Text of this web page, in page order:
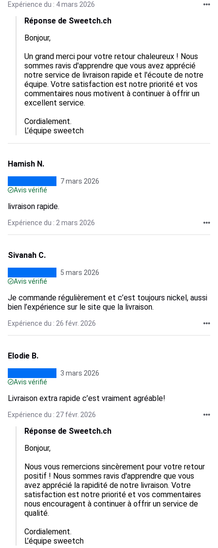
Expérience du : 4 mars 2026
Réponse de Sweetch.ch
Bonjour,
Un grand merci pour votre retour chaleureux ! Nous
sommes ravis d'apprendre que vous avez apprécié
notre service de livraison rapide et l'écoute de notre
équipe. Votre satisfaction est notre priorité et vos
commentaires nous motivent à continuer à offrir un
excellent service.
Cordialement.
L’équipe sweetch
Hamish N.
7 mars 2026
Avis vérifié
livraison rapide.
Expérience du : 2 mars 2026
Sivanah C.
5 mars 2026
Avis vérifié
Je commande régulièrement et c’est toujours nickel, aussi
bien l’expérience sur le site que la livraison.
Expérience du : 26 févr. 2026
Elodie B.
3 mars 2026
Avis vérifié
Livraison extra rapide c’est vraiment agréable!
Expérience du : 27 févr. 2026
Réponse de Sweetch.ch
Bonjour,
Nous vous remercions sincèrement pour votre retour
positif ! Nous sommes ravis d'apprendre que vous
avez apprécié la rapidité de notre livraison. Votre
satisfaction est notre priorité et vos commentaires
nous encouragent à continuer à offrir un service de
qualité.
Cordialement.
L’équipe sweetch